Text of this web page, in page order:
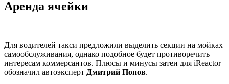
Аренда ячейки
Для водителей такси предложили выделить секции на мойках
самообслуживания, однако подобное будет противоречить
интересам коммерсантов. Плюсы и минусы затеи для iReactor
обозначил автоэксперт Дмитрий Попов.